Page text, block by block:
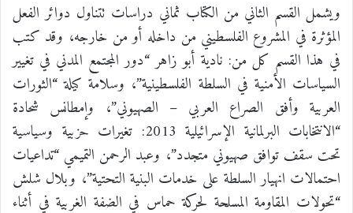
ويشمل القسم الثاني من الكتاب ثماني دراسات تتناول دوائر الفعل
المؤثرة في المشروع الفلسطيني من داخله أو من خارجه، وقد كتب
في هذا القسم كل من: نادية أبو زاهر “دور المجتمع المدني في تغيير
السياسات الأمنية في السلطة الفلسطينية”، وسلامة كيلة “الثورات
العربية وأفق الصراع العربي – الصهيوني”، وإمطانس شحادة
“الانتخابات البرلمانية الإسرائيلية 2013: تغيرات حزبية وسياسية
تحت سقف توافق صهيوني متجدد”، وعبد الرحمن التميمي “تداعيات
احتمالات انهيار السلطة على خدمات البنية التحتية”، وبلال شلش
“تحولات المقاومة المسلحة لحركة حماس في الضفة الغربية في أثناء